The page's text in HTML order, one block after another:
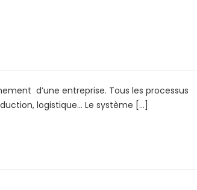
d’une entreprise. Tous les processus
logistique… Le système […]